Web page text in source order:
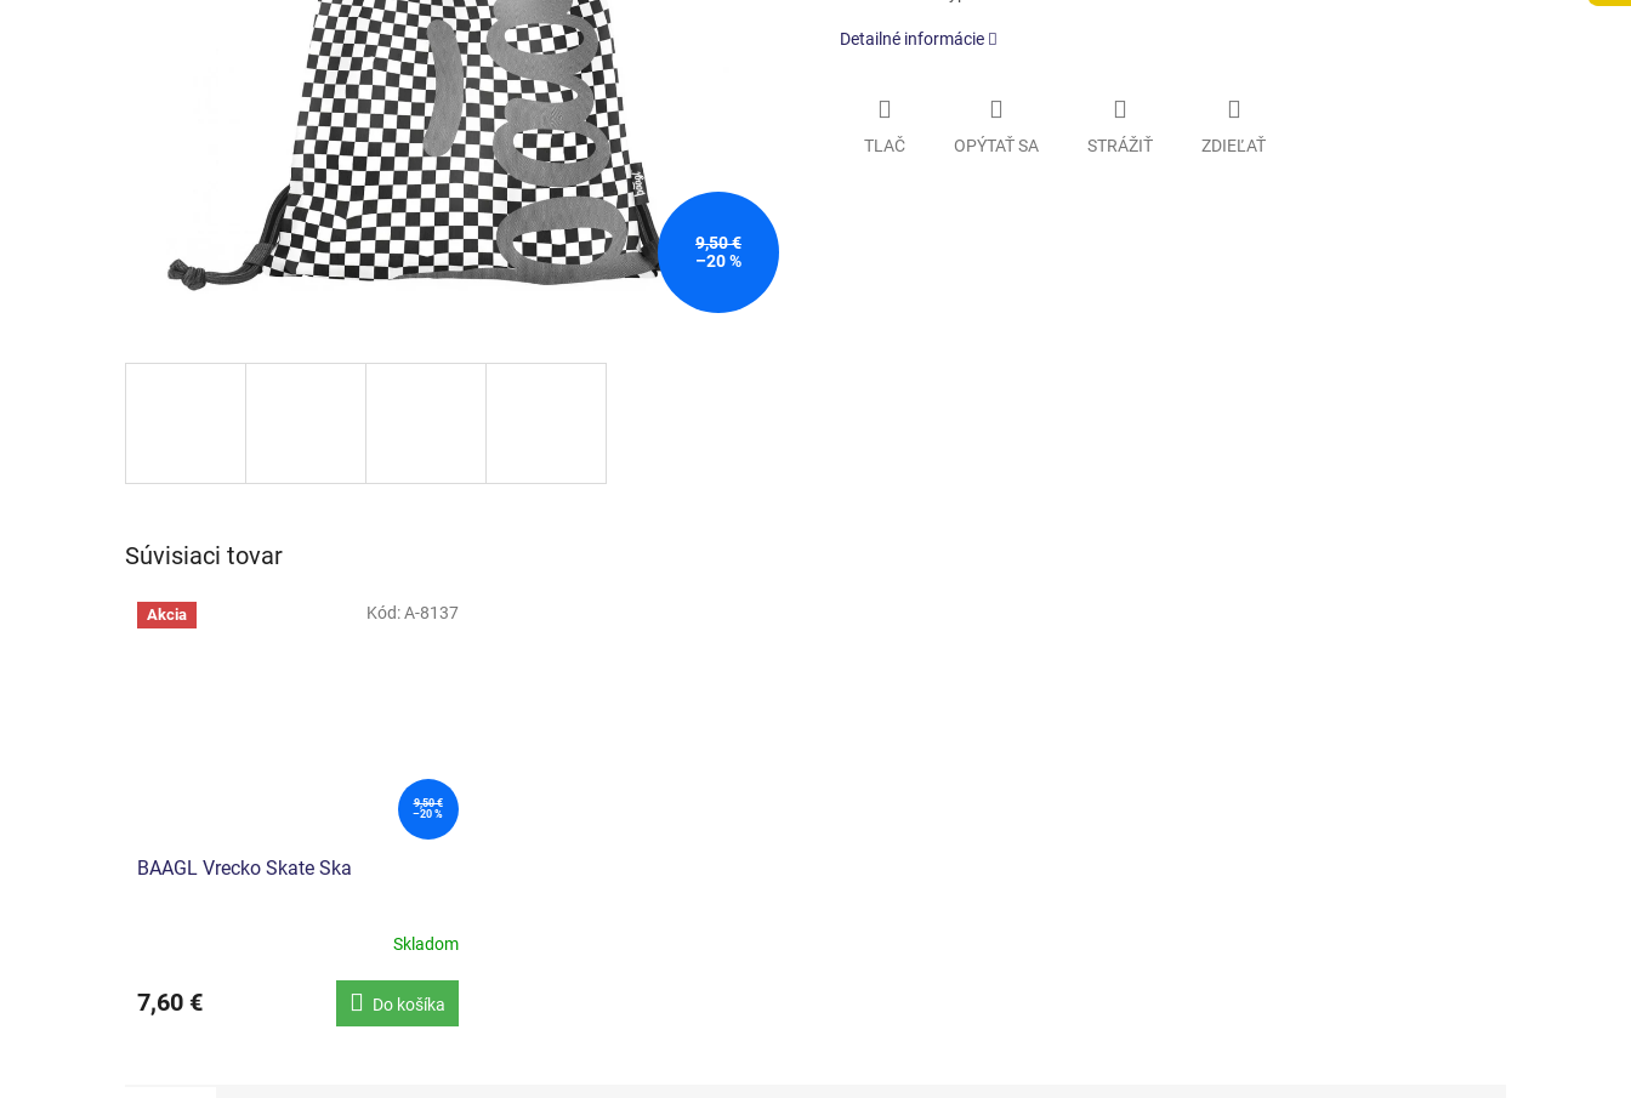
9,50 €
–20 %
Detailné informácie
TLAČ OPÝTAŤ SA STRÁŽIŤ ZDIEĽAŤ
Súvisiaci tovar
Akcia
9,50 €
–20 %
BAAGL Vrecko Skate Ska
Skladom
7,60 € Do košíka
Kód:A-8137